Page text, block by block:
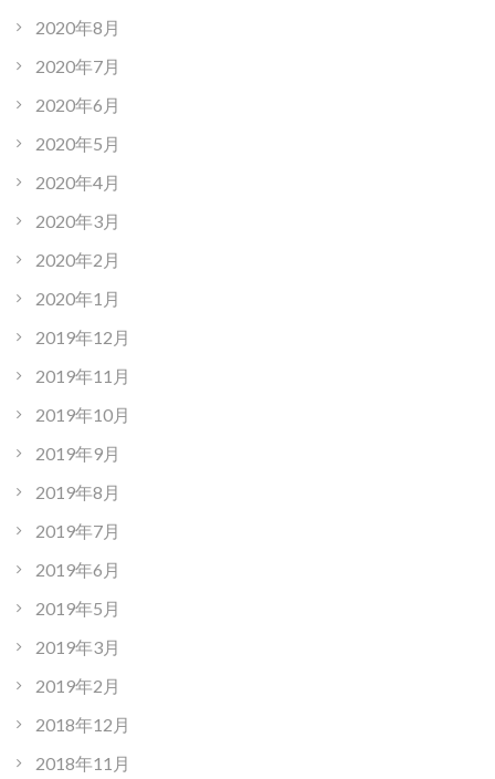
2020年8月
2020年7月
2020年6月
2020年5月
2020年4月
2020年3月
2020年2月
2020年1月
2019年12月
2019年11月
2019年10月
2019年9月
2019年8月
2019年7月
2019年6月
2019年5月
2019年3月
2019年2月
2018年12月
2018年11月